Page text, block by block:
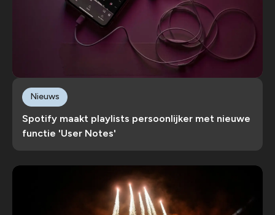
Spotify maakt playlists persoonlijker met nieuwe
functie 'User Notes'
Nieuws